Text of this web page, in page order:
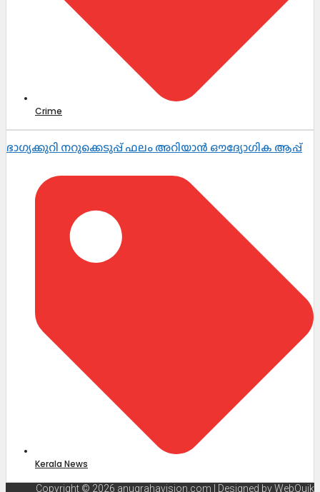
Crime
ഭാഗ്യക്കുറി നറുക്കെടുപ്പ് ഫലം അറിയാൻ ഔദ്യോഗിക ആപ്പ്
Kerala News
Copyright © 2026 anugrahavision.com | Designed byWebQuik